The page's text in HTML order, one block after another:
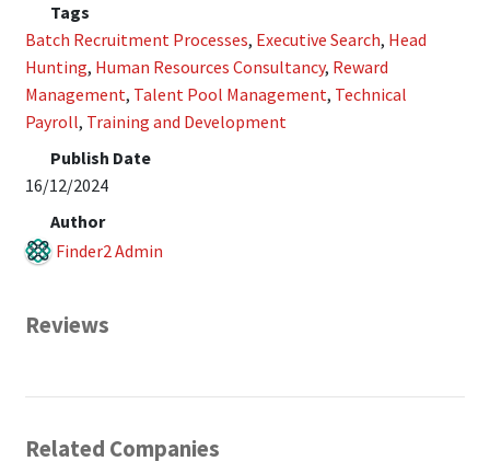
Tags
Batch Recruitment Processes, Executive Search, Head
Hunting, Human Resources Consultancy, Reward
Management, Talent Pool Management, Technical
Payroll, Training and Development
Publish Date
16/12/2024
Author
Finder2 Admin
Reviews
Related Companies